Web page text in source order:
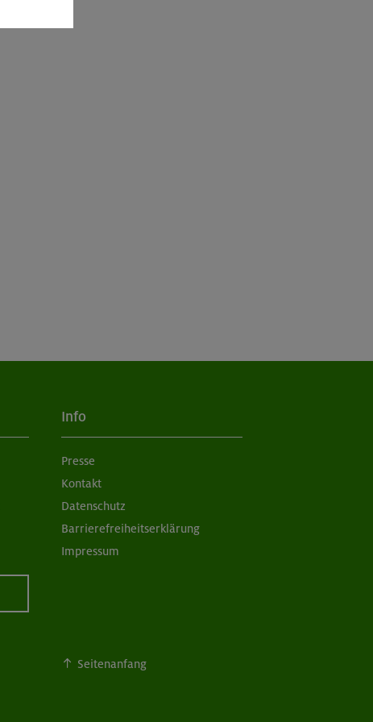
Info
Presse
Kontakt
Datenschutz
Barrierefreiheitserklärung
Impressum
Seitenanfang